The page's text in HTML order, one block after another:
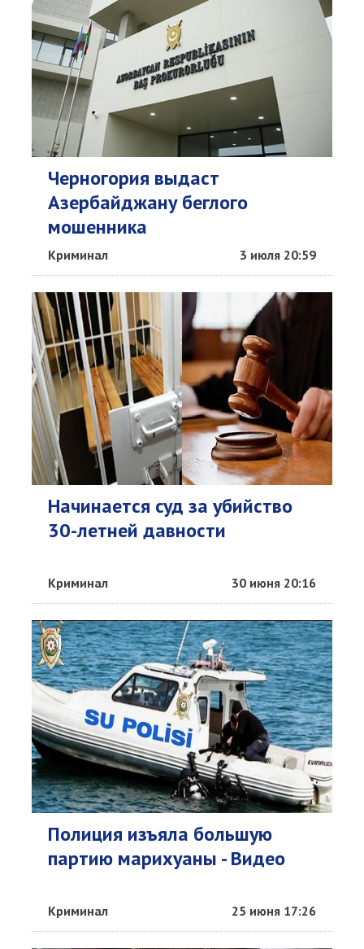
Черногория выдаст
Азербайджану беглого
мошенника
Криминал 3 июля 20:59
Начинается суд за убийство
30-летней давности
Криминал 30 июня 20:16
Полиция изъяла большую
партию марихуаны - Видео
Криминал 25 июня 17:26